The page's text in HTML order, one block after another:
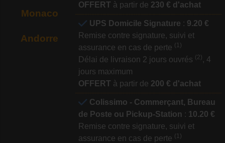
Monaco
Andorre
OFFERT à partir de 230 € d'achat
UPS Domicile Signature : 9.20 €
Remise contre signature, suivi et
assurance en cas de perte (1)
Délai de livraison 2 jours ouvrés (2) , 4
jours maximum
OFFERT à partir de 200 € d'achat
Colissimo - Commerçant, Bureau
de Poste ou Pickup-Station : 10.20 €
Remise contre signature, suivi et
assurance en cas de perte (1)